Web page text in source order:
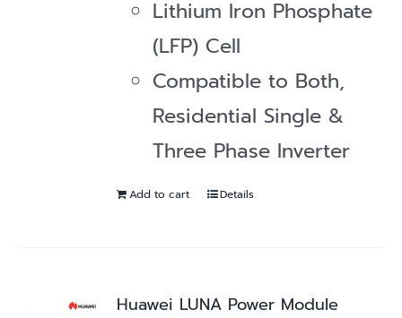
Lithium Iron Phosphate
(LFP) Cell
Compatible to Both,
Residential Single &
Three Phase Inverter
Add to cart Details
Huawei LUNA Power Module